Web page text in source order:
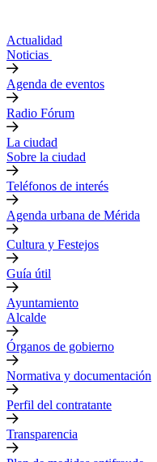
Actualidad
Noticias
Agenda de eventos
Radio Fórum
La ciudad
Sobre la ciudad
Teléfonos de interés
Agenda urbana de Mérida
Cultura y Festejos
Guía útil
Ayuntamiento
Alcalde
Órganos de gobierno
Normativa y documentación
Perfil del contratante
Transparencia